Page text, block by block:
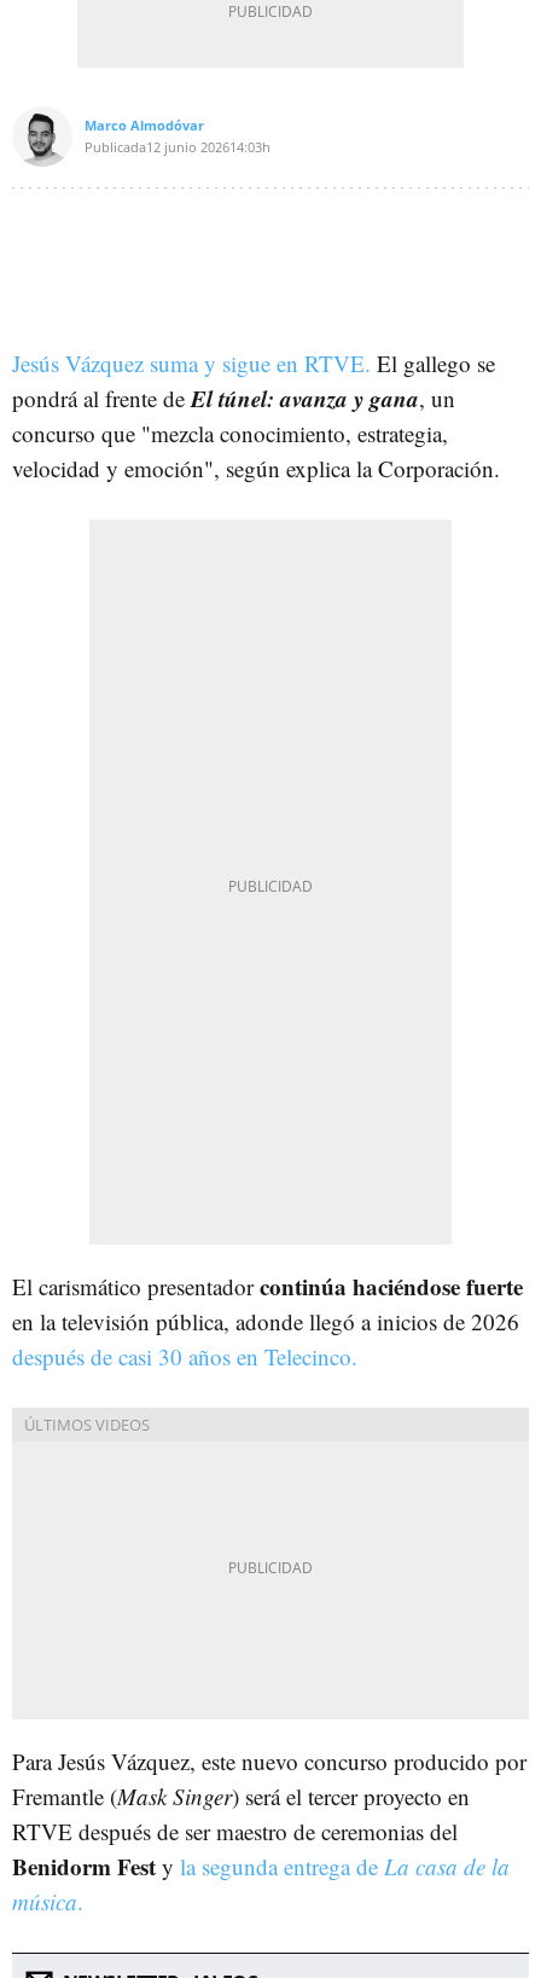
Marco Almodóvar
Publicada12 junio 202614:03h
Jesús Vázquez suma y sigue en RTVE. El gallego se
pondrá al frente de El túnel: avanza y gana, un
concurso que "mezcla conocimiento, estrategia,
velocidad y emoción", según explica la Corporación.
El carismático presentadorcontinúa haciéndose fuerte
en la televisión pública, adonde llegó a inicios de 2026
después de casi 30 años en Telecinco.
Para Jesús Vázquez, este nuevo concurso producido por
Fremantle (Mask Singer) será el tercer proyecto en
RTVE después de ser maestro de ceremonias del
Benidorm Fest y la segunda entrega de La casa de la
música.